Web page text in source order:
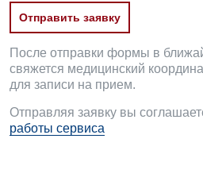
Детская оториноларингология
Детская офтальмология
Детская урология
Детская хирургия
Отправить заявку
После отправки формы в
свяжется медицинский
для записи на прием.
Отправляя заявку вы
работы сервиса